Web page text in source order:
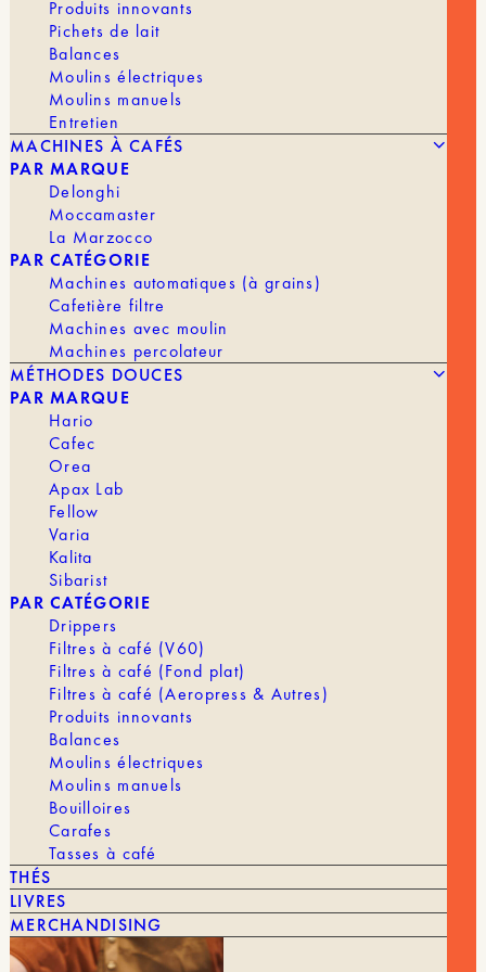
Produits innovants
Pichets de lait
Balances
Moulins électriques
Moulins manuels
Entretien
MACHINES À CAFÉS
PAR MARQUE
Delonghi
Moccamaster
La Marzocco
PAR CATÉGORIE
Machines automatiques (à grains)
Cafetière filtre
Machines avec moulin
Machines percolateur
MÉTHODES DOUCES
PAR MARQUE
Hario
Cafec
Orea
Apax Lab
Fellow
Varia
Kalita
Sibarist
PAR CATÉGORIE
Drippers
Filtres à café (V60)
Filtres à café (Fond plat)
Filtres à café (Aeropress & Autres)
Produits innovants
Balances
Moulins électriques
Moulins manuels
Bouilloires
Carafes
Tasses à café
THÉS
LIVRES
MERCHANDISING
Spécialité ?
Le café de spécialité décaféiné est sélectionné avec soin
pour offrir une expérience sensorielle optimale, même
sans caféine. Il est torréfié avec précision pour préserver
ses notes aromatiques, ce qui en fait une option de choix
pour les amateurs exigeants.
COMMENT LE CAFÉ EST-IL
DÉCAFÉINÉ ?
Il existe plusieurs techniques pour extraire la caféine tout
en préservant les arômes naturels des grains. Voici les
principales méthodes utilisées dans l’industrie du café de
spécialité :
1. La Décaféination à l’Eau (